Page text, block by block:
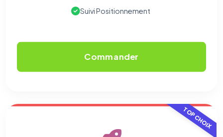
Suivi Positionnement
Commander
TOP CHOIX